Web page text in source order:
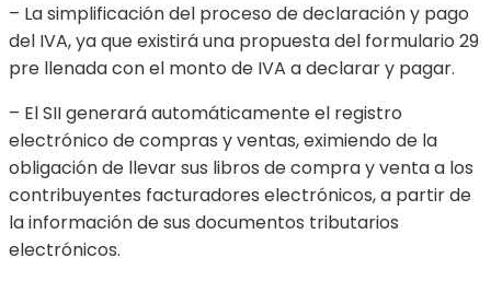
– La simplificación del proceso de declaración y pago
del IVA, ya que existirá una propuesta del formulario 29
pre llenada con el monto de IVA a declarar y pagar.
– El SII generará automáticamente el registro
electrónico de compras y ventas, eximiendo de la
obligación de llevar sus libros de compra y venta a los
contribuyentes facturadores electrónicos, a partir de
la información de sus documentos tributarios
electrónicos.